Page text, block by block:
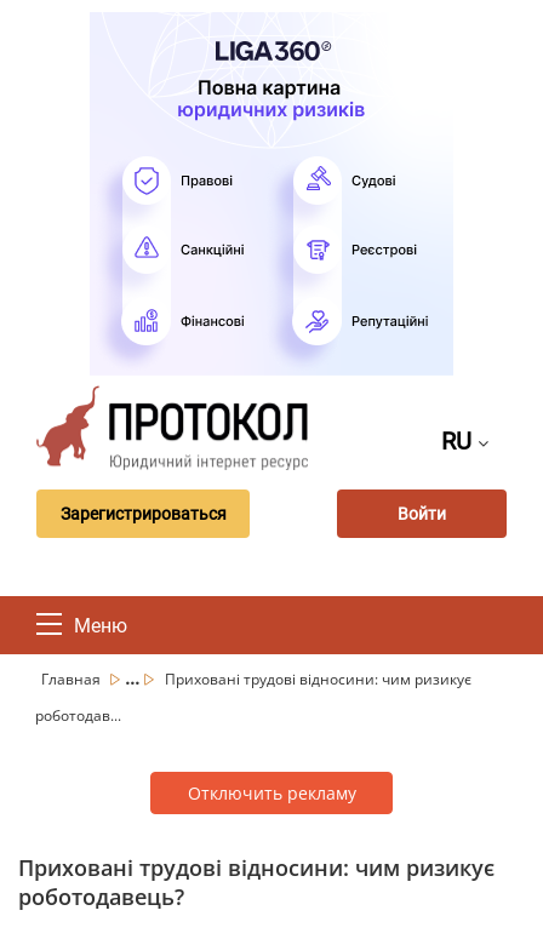
RU
Зарегистрироваться Войти
Меню
Главная ...
Приховані трудові відносини: чим ризикує
роботодав...
Отключить рекламу
Приховані трудові відносини: чим ризикує
роботодавець?